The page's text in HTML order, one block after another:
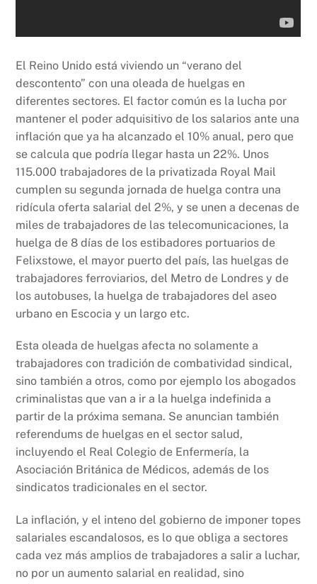
El Reino Unido está viviendo un “verano del
descontento” con una oleada de huelgas en
diferentes sectores. El factor común es la lucha por
mantener el poder adquisitivo de los salarios ante una
inflación que ya ha alcanzado el 10% anual, pero que
se calcula que podría llegar hasta un 22%. Unos
115.000 trabajadores de la privatizada Royal Mail
cumplen su segunda jornada de huelga contra una
ridícula oferta salarial del 2%, y se unen a decenas de
miles de trabajadores de las telecomunicaciones, la
huelga de 8 días de los estibadores portuarios de
Felixstowe, el mayor puerto del país, las huelgas de
trabajadores ferroviarios, del Metro de Londres y de
los autobuses, la huelga de trabajadores del aseo
urbano en Escocia y un largo etc.
Esta oleada de huelgas afecta no solamente a
trabajadores con tradición de combatividad sindical,
sino también a otros, como por ejemplo los abogados
criminalistas que van a ir a la huelga indefinida a
partir de la próxima semana. Se anuncian también
referendums de huelgas en el sector salud,
incluyendo el Real Colegio de Enfermería, la
Asociación Británica de Médicos, además de los
sindicatos tradicionales en el sector.
La inflación, y el inteno del gobierno de imponer topes
salariales escandalosos, es lo que obliga a sectores
cada vez más amplios de trabajadores a salir a luchar,
no por un aumento salarial en realidad, sino